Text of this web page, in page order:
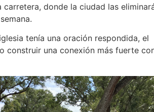
carretera, donde la ciudad las
tenía una oración respondida, el
construir una conexión más fuerte